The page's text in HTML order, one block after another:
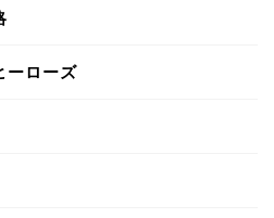
ーローズ